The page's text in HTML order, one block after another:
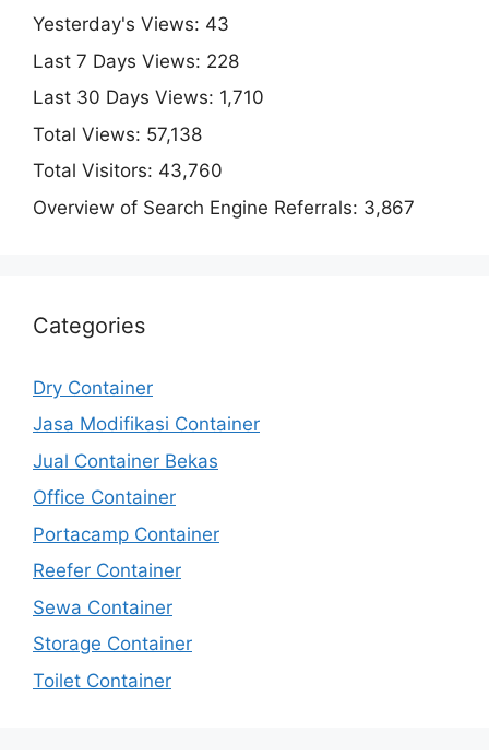
Yesterday's Views: 43
Last 7 Days Views: 228
Last 30 Days Views: 1,710
Total Views: 57,138
Total Visitors: 43,760
Overview of Search Engine Referrals: 3,867
Categories
Dry Container
Jasa Modifikasi Container
Jual Container Bekas
Office Container
Portacamp Container
Reefer Container
Sewa Container
Storage Container
Toilet Container